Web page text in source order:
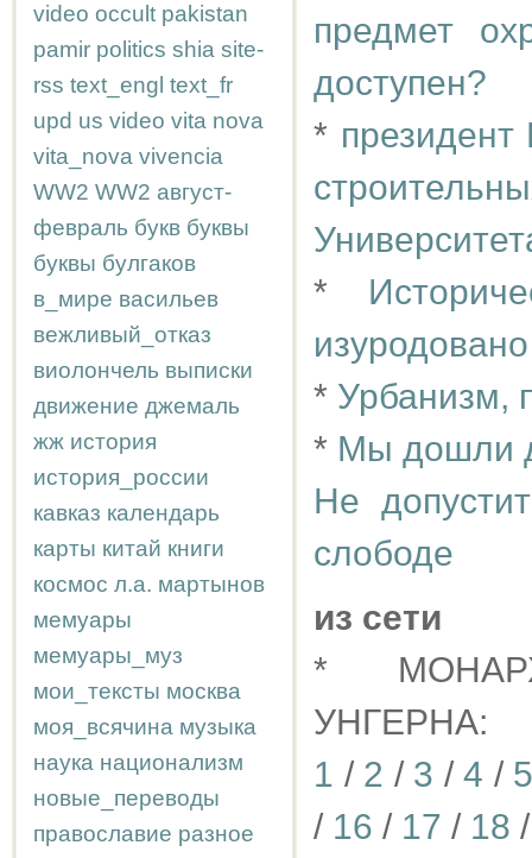
video occult pakistan
pamir politics shia site-
rss text_engl text_fr
upd us video vita nova
vita_nova vivencia
WW2 WW2 август-
февраль букв буквы
буквы булгаков
в_мире васильев
вежливый_отказ
виолончель выписки
движение джемаль
жж история
история_россии
кавказ календарь
карты китай книги
космос л.а. мартынов
мемуары
мемуары_муз
мои_тексты москва
моя_всячина музыка
наука национализм
новые_переводы
православие разное
предмет
доступен?
* президент
*
* Урбанизм,
* Мы дошли
Не
слободе
из сети
*
УНГЕРНА:
1 / 2 / 3 /4 /
/ 16 / 17 / 18